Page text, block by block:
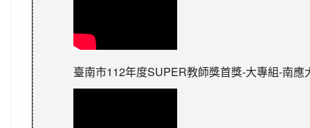
臺南市112年度SUPER教師獎首獎-大專組-南應